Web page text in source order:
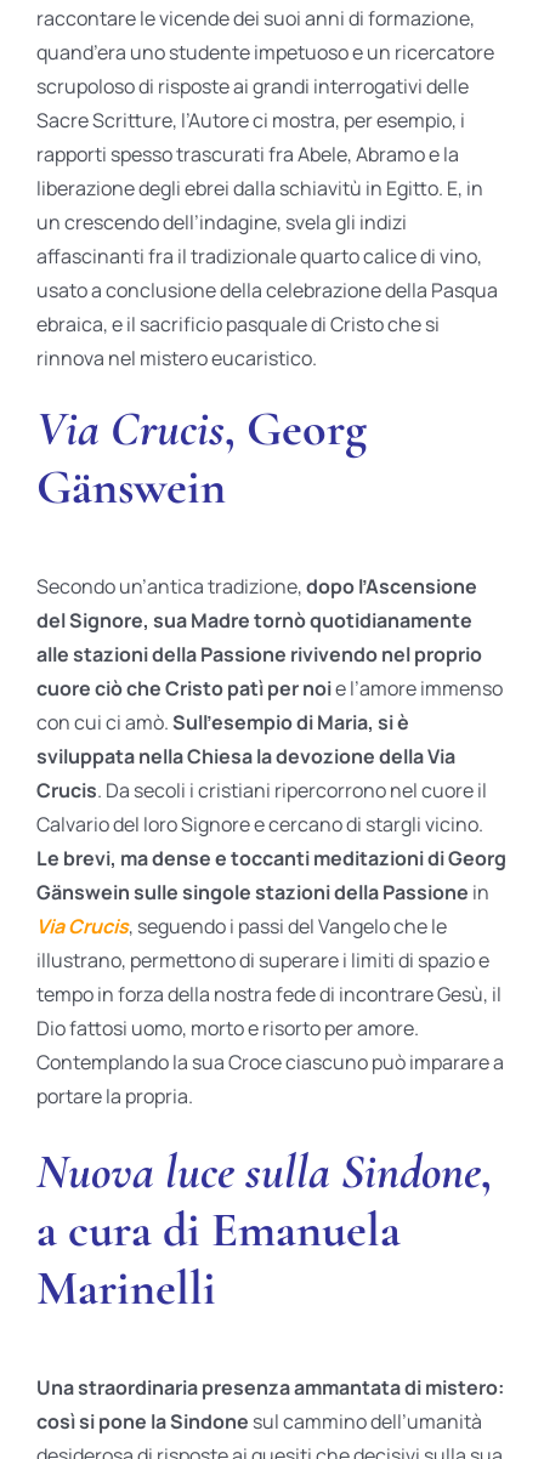
raccontare le vicende dei suoi anni di formazione,
quand’era uno studente impetuoso e un ricercatore
scrupoloso di risposte ai grandi interrogativi delle
Sacre Scritture, l’Autore ci mostra, per esempio, i
rapporti spesso trascurati fra Abele, Abramo e la
liberazione degli ebrei dalla schiavitù in Egitto. E, in
un crescendo dell’indagine, svela gli indizi
affascinanti fra il tradizionale quarto calice di vino,
usato a conclusione della celebrazione della Pasqua
ebraica, e il sacrificio pasquale di Cristo che si
rinnova nel mistero eucaristico.
Via Crucis, Georg
Gänswein
Secondo un’antica tradizione,dopo l’Ascensione
del Signore, sua Madre tornò quotidianamente
alle stazioni della Passione rivivendo nel proprio
cuore ciò che Cristo patì per noie l’amore immenso
con cui ci amò.Sull’esempio di Maria, si è
sviluppata nella Chiesa la devozione della Via
Crucis. Da secoli i cristiani ripercorrono nel cuore il
Calvario del loro Signore e cercano di stargli vicino.
Le brevi, ma dense e toccanti meditazioni di Georg
Gänswein sulle singole stazioni della Passione in
Via Crucis, seguendo i passi del Vangelo che le
illustrano, permettono di superare i limiti di spazio e
tempo in forza della nostra fede di incontrare Gesù, il
Dio fattosi uomo, morto e risorto per amore.
Contemplando la sua Croce ciascuno può imparare a
portare la propria.
Nuova luce sulla Sindone,
a cura di Emanuela
Marinelli
Una straordinaria presenza ammantata di mistero:
così si pone la Sindone sul cammino dell’umanità